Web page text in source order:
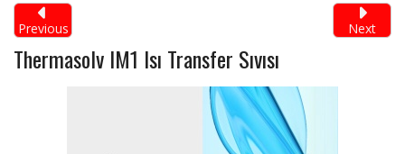
Previous Next
Thermasolv IM1 Isı Transfer Sıvısı